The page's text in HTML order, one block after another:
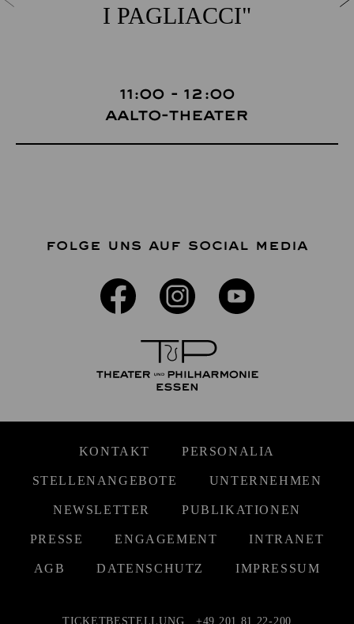
I PAGLIACCI"
11:00 - 12:00
Aalto-Theater
FOLGE UNS AUF SOCIAL MEDIA
KONTAKT PERSONALIA
STELLENANGEBOTE UNTERNEHMEN
NEWSLETTER PUBLIKATIONEN
PRESSE ENGAGEMENT INTRANET
AGB DATENSCHUTZ IMPRESSUM
TICKETBESTELLUNG +49 201 81 22-200